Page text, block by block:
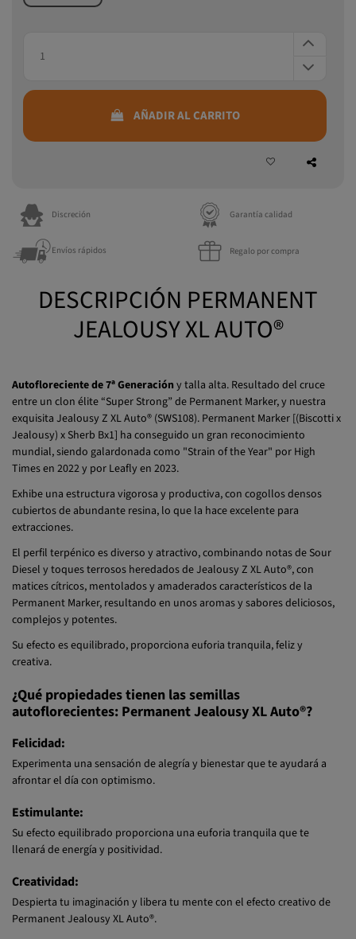
AÑADIR AL CARRITO
Discreción Garantía calidad
Envíos rápidos Regalo por compra
DESCRIPCIÓN PERMANENT
JEALOUSY XL AUTO®
Autofloreciente de 7ª Generación y talla alta. Resultado del cruce
entre un clon élite “Super Strong” de Permanent Marker, y nuestra
exquisita Jealousy Z XL Auto® (SWS108). Permanent Marker [(Biscotti x
Jealousy) x Sherb Bx1] ha conseguido un gran reconocimiento
mundial, siendo galardonada como "Strain of the Year" por High
Times en 2022 y por Leafly en 2023.
Exhibe una estructura vigorosa y productiva, con cogollos densos
cubiertos de abundante resina, lo que la hace excelente para
extracciones.
El perfil terpénico es diverso y atractivo, combinando notas de Sour
Diesel y toques terrosos heredados de Jealousy Z XL Auto®, con
matices cítricos, mentolados y amaderados característicos de la
Permanent Marker, resultando en unos aromas y sabores deliciosos,
complejos y potentes.
Su efecto es equilibrado, proporciona euforia tranquila, feliz y
creativa.
¿Qué propiedades tienen las semillas
autoflorecientes: Permanent Jealousy XL Auto®?
Felicidad:
Experimenta una sensación de alegría y bienestar que te ayudará a
afrontar el día con optimismo.
Estimulante:
Su efecto equilibrado proporciona una euforia tranquila que te
llenará de energía y positividad.
Creatividad:
Despierta tu imaginación y libera tu mente con el efecto creativo de
Permanent Jealousy XL Auto®.